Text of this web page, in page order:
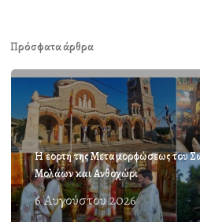
Πρόσφατα άρθρα
Η εορτή της Μεταμορφώσεως του
Μολάων και Ανθοχώρι
6 Αυγούστου 2026